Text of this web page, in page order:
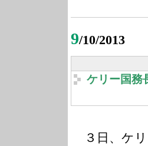
9/10/2013
ケリー国務
３日、ケ